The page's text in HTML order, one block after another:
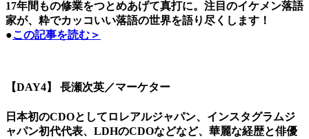
17年間もの修業をつとめあげて真打に。注目のイケメン落語
家が、粋でカッコいい落語の世界を語り尽くします！
●この記事を読む＞
【DAY4】 長瀬次英／マーケター
日本初のCDOとしてロレアルジャパン、インスタグラムジ
ャパン初代代表、LDHのCDOなどなど、華麗な経歴と俳優